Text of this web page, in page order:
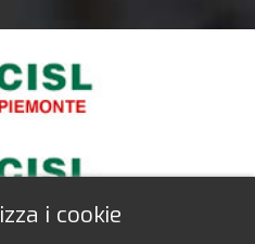
i cookie